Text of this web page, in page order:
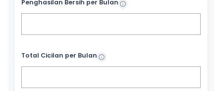
Penghasilan Bersih per Bulan
Total Cicilan per Bulan